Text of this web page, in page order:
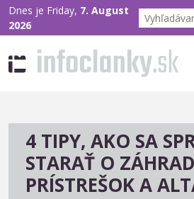
Dnes je Friday, 7. August
2026
4 TIPY, AKO SA
STARAŤ O
PRÍSTREŠOK A